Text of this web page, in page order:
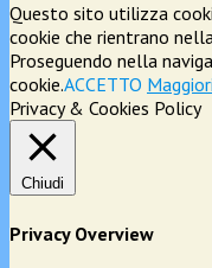
Questo sito utilizza
cookie che rientrano
Proseguendo nella
cookie.ACCETTO
Privacy & Cookies Policy
Chiudi
Privacy Overview